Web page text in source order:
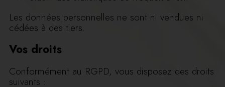
Les données personnelles ne sont ni vendues ni
cédées à des tiers.
Vos droits
Conformément au RGPD, vous disposez des droits
suivants :